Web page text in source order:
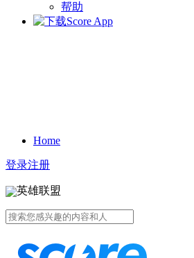
帮助
Home
登录注册
英雄联盟